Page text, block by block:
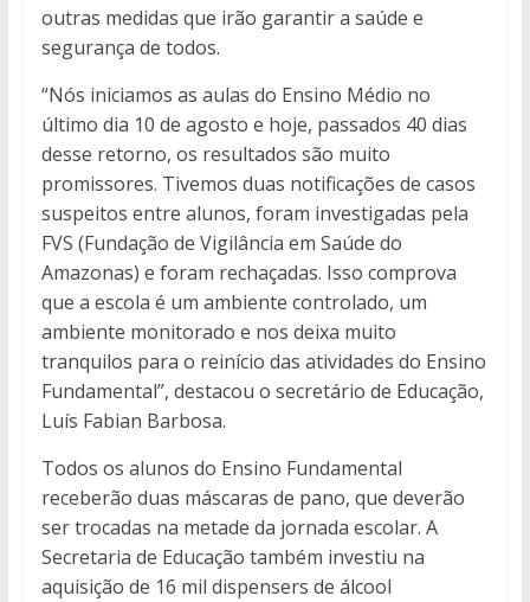
outras medidas que irão garantir a saúde e
segurança de todos.
“Nós iniciamos as aulas do Ensino Médio no
último dia 10 de agosto e hoje, passados 40 dias
desse retorno, os resultados são muito
promissores. Tivemos duas notificações de casos
suspeitos entre alunos, foram investigadas pela
FVS (Fundação de Vigilância em Saúde do
Amazonas) e foram rechaçadas. Isso comprova
que a escola é um ambiente controlado, um
ambiente monitorado e nos deixa muito
tranquilos para o reinício das atividades do Ensino
Fundamental”, destacou o secretário de Educação,
Luís Fabian Barbosa.
Todos os alunos do Ensino Fundamental
receberão duas máscaras de pano, que deverão
ser trocadas na metade da jornada escolar. A
Secretaria de Educação também investiu na
aquisição de 16 mil dispensers de álcool